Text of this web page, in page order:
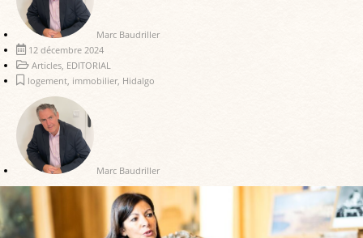
Marc Baudriller
12 décembre 2024
Articles, EDITORIAL
logement, immobilier, Hidalgo
Marc Baudriller